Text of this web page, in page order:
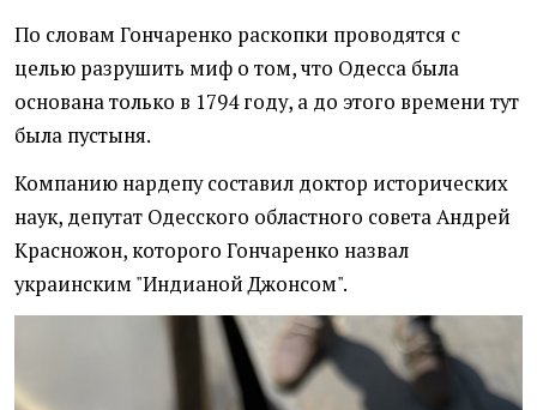
По словам Гончаренко раскопки проводятся с
целью разрушить миф о том, что Одесса была
основана только в 1794 году, а до этого времени тут
была пустыня.
Компанию нардепу составил доктор исторических
наук, депутат Одесского областного совета Андрей
Красножон, которого Гончаренко назвал
украинским "Индианой Джонсом".